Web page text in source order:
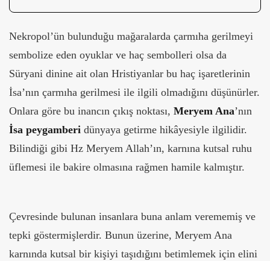
Nekropol’ün bulunduğu mağaralarda çarmıha gerilmeyi
sembolize eden oyuklar ve haç sembolleri olsa da
Süryani dinine ait olan Hristiyanlar bu haç işaretlerinin
İsa’nın çarmıha gerilmesi ile ilgili olmadığını düşünürler.
Onlara göre bu inancın çıkış noktası, Meryem Ana’nın
İsa peygamberi dünyaya getirme hikâyesiyle ilgilidir.
Bilindiği gibi Hz Meryem Allah’ın, karnına kutsal ruhu
üflemesi ile bakire olmasına rağmen hamile kalmıştır.
Çevresinde bulunan insanlara buna anlam verememiş ve
tepki göstermişlerdir. Bunun üzerine, Meryem Ana
karnında kutsal bir kişiyi taşıdığını betimlemek için elini